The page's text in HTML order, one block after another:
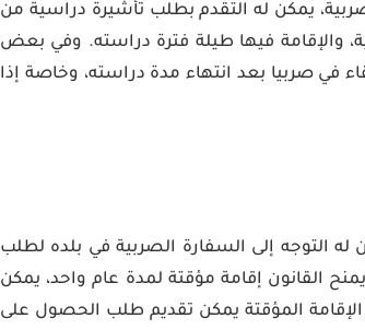
يمكن له التقدم بطلب تأشيرة دراسية من
والإقامة فيها طيلة فترة دراسته. وفي بعض
في صربيا بعد انتهاء مدة دراسته، وخاصة إذا
التوجه إلى السفارة الصربية في بلده لطلب
القانون إقامة مؤقتة لمدة عام واحد، يمكن
المؤقتة يمكن تقديم طلب الحصول على